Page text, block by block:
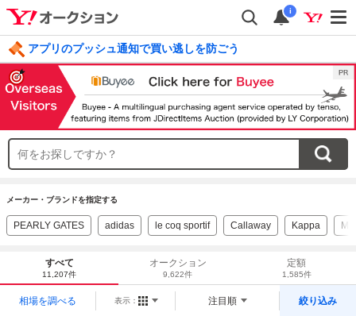
i
アプリのプッシュ通知で買い逃しを防ごう
毎日引けるくじ 今すぐ挑戦 ログイン
メーカー・ブランドを指定する
PEARLY GATES adidas le coq sportif Callaway Kappa
すべて
11,207件
オークション
9,622件
定額
1,585件
相場を調べる 表示： 注目順 絞り込み